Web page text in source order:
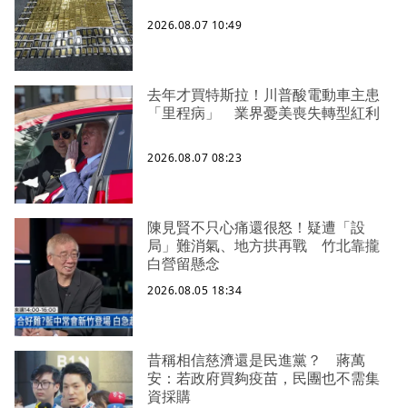
2026.08.07 10:49
去年才買特斯拉！川普酸電動車主患
「里程病」 業界憂美喪失轉型紅利
2026.08.07 08:23
陳見賢不只心痛還很怒！疑遭「設
局」難消氣、地方拱再戰 竹北靠攏
白營留懸念
2026.08.05 18:34
昔稱相信慈濟還是民進黨？ 蔣萬
安：若政府買夠疫苗，民團也不需集
資採購